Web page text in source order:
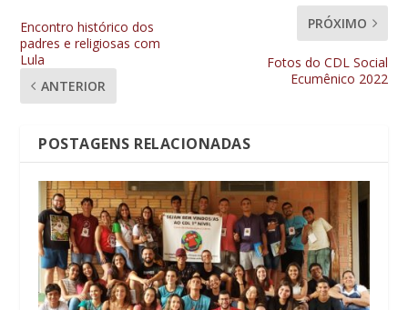
Encontro histórico dos
padres e religiosas com
Lula
ANTERIOR
PRÓXIMO
Fotos do CDL Social
Ecumênico 2022
POSTAGENS RELACIONADAS